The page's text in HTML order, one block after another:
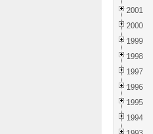
2001
2000
1999
1998
1997
1996
1995
1994